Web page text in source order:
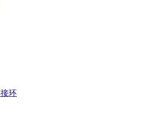
环